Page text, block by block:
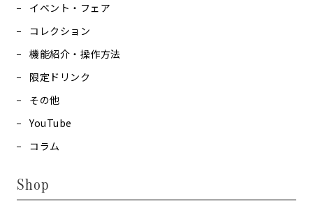
イベント・フェア
コレクション
機能紹介・操作方法
限定ドリンク
その他
YouTube
コラム
Shop